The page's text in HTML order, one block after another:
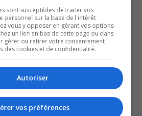
Fournier.
Maheux, qui dessert la majorité des
de la région, a lui aussi
dévoilé, mercredi, en avant-
initiatives pour la sécurité des
scolaires.
sont susceptibles de traiter vos
personnel sur la base de l'intérêt
vous y opposer en gérant vos options
un lien en bas de cette page ou dans
gérer ou retirer votre consentement
des cookies et de confidentialité.
Autoriser
vos préférences